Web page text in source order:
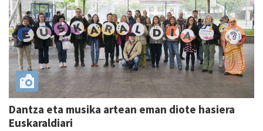
Dantza eta musika artean eman diote hasiera
Euskaraldiari